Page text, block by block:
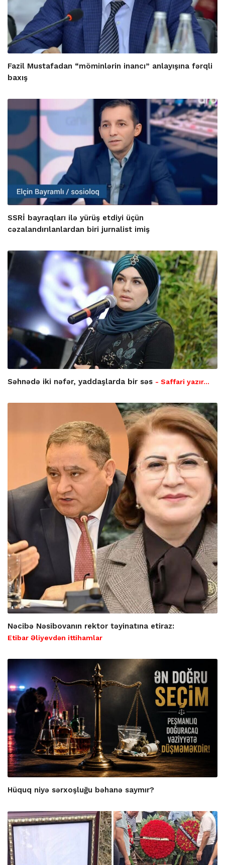
Fazil Mustafadan “möminlərin inancı” anlayışına fərqli
baxış
SSRİ bayraqları ilə yürüş etdiyi üçün
cəzalandırılanlardan biri jurnalist imiş
Səhnədə iki nəfər, yaddaşlarda bir səs - Saffari yazır…
Nəcibə Nəsibovanın rektor təyinatına etiraz:
Etibar Əliyevdən ittihamlar
Hüquq niyə sərxoşluğu bəhanə saymır?